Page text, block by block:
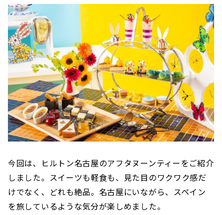
今回は、ヒルトン名古屋のアフタヌーンティーをご紹介
しました。スイーツも軽食も、見た目のワクワク感だ
けでなく、どれも絶品。名古屋にいながら、スペイン
を旅しているような気分が楽しめました。